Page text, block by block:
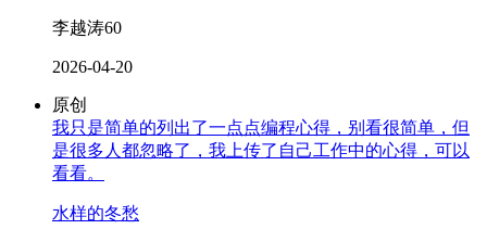
李越涛60
2026-04-20
原创
我只是简单的列出了一点点编程心得，别看很简单，但
是很多人都忽略了，我上传了自己工作中的心得，可以
看看。
水样的冬愁